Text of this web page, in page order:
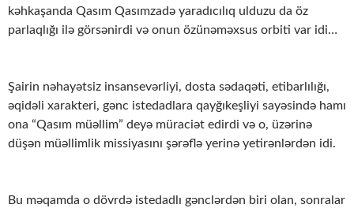
kəhkaşanda Qasım Qasımzadə yaradıcılıq ulduzu da öz
parlaqlığı ilə görsənirdi və onun özünəməxsus orbiti var idi…
Şairin nəhayətsiz insansevərliyi, dosta sədaqəti, etibarlılığı,
əqidəli xarakteri, gənc istedadlara qayğıkeşliyi sayəsində hamı
ona “Qasım müəllim” deyə müraciət edirdi və o, üzərinə
düşən müəllimlik missiyasını şərəflə yerinə yetirənlərdən idi.
Bu məqamda o dövrdə istedadlı gənclərdən biri olan, sonralar